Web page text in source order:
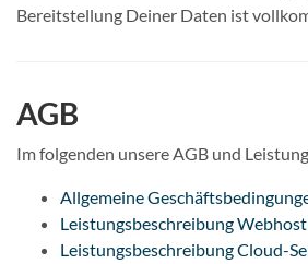
Bereitstellung Deiner Daten ist
AGB
Im folgenden unsere AGB und
Allgemeine
Leistungsbeschreibung
Leistungsbeschreibung Cloud-